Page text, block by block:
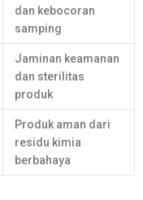
dan kebocoran
samping
Jaminan keamanan
dan sterilitas
produk
Produk aman dari
residu kimia
berbahaya